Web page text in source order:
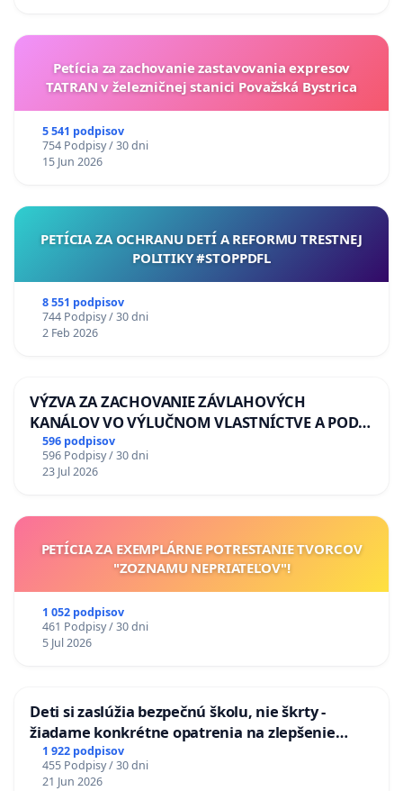
Petícia za zachovanie zastavovania expresov
TATRAN v železničnej stanici Považská Bystrica
5 541 podpisov
754 Podpisy / 30 dni
15 Jun 2026
PETÍCIA ZA OCHRANU DETÍ A REFORMU TRESTNEJ
POLITIKY #STOPPDFL
8 551 podpisov
744 Podpisy / 30 dni
2 Feb 2026
VÝZVA ZA ZACHOVANIE ZÁVLAHOVÝCH
KANÁLOV VO VÝLUČNOM VLASTNÍCTVE A POD
KONTROLOU SLOVENSKEJ REPUBLIKY & žiadosť
na riešenie zanedbaného stavu závlahových a
odvodňovacích kanálov na Slovensku
596 podpisov
596 Podpisy / 30 dni
23 Jul 2026
PETÍCIA ZA EXEMPLÁRNE POTRESTANIE TVORCOV
"ZOZNAMU NEPRIATEĽOV"!
1 052 podpisov
461 Podpisy / 30 dni
5 Jul 2026
Deti si zaslúžia bezpečnú školu, nie škrty -
žiadame konkrétne opatrenia na zlepšenie
situácie v školstve
1 922 podpisov
455 Podpisy / 30 dni
21 Jun 2026